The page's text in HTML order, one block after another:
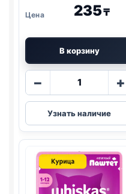
235₸
В корзину
−
Количество
Whiskas
(ИНДЕЙКА)
75г
+
Узнать наличие